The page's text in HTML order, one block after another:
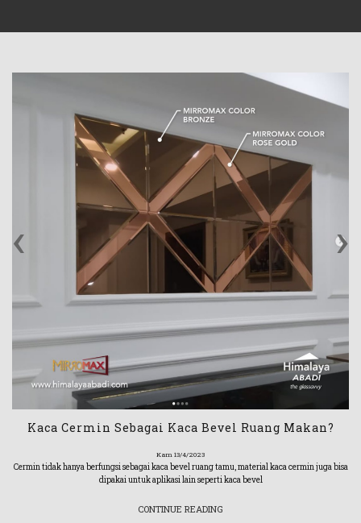
Kaca Cermin Sebagai Kaca Bevel Ruang Makan?
Kam 13/4/2023
Cermin tidak hanya berfungsi sebagai kaca bevel ruang tamu, material kaca cermin juga bisa
dipakai untuk aplikasi lain seperti kaca bevel
CONTINUE READING
‹ ›